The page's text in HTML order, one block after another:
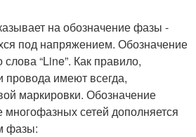
на обозначение фазы -
под напряжением. Обозначение
“Line”. Как правило,
провода имеют всегда,
маркировки. Обозначение
многофазных сетей дополняется
фазы: